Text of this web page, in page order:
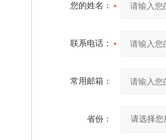
您的姓名：
联系电话：
常用邮箱：
省份：